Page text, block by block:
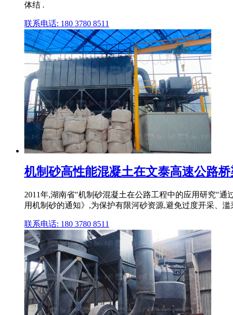
体结 .
联系电话: 180 3780 8511
机制砂高性能混凝土在文泰高速公路
2011年,湖南省"机制砂混凝土在公路工程中的应用研究"
用机制砂的通知》,为保护有限河砂资源,避免过度开采、滥
联系电话: 180 3780 8511